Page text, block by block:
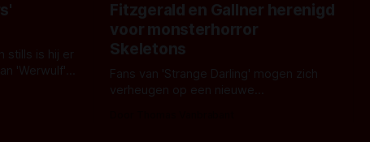
stills is hij er
'Werwulf'.
Fitzgerald en Gallner herenigd
voor monsterhorror
Skeletons
Fans van 'Strange Darling' mogen zich
verheugen op een nieuwe